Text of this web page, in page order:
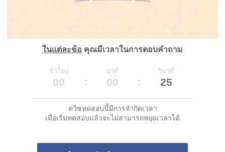
ในแต่ละข้อ คุณมีเวลาในการตอบคำถาม
ชั่วโมง นาที วินาที
00 00 25
ควิซทดสอบนี้มีการจำกัดเวลา
เมื่อเริ่มทดสอบแล้วจะไม่สามารถหยุดเวลาได้